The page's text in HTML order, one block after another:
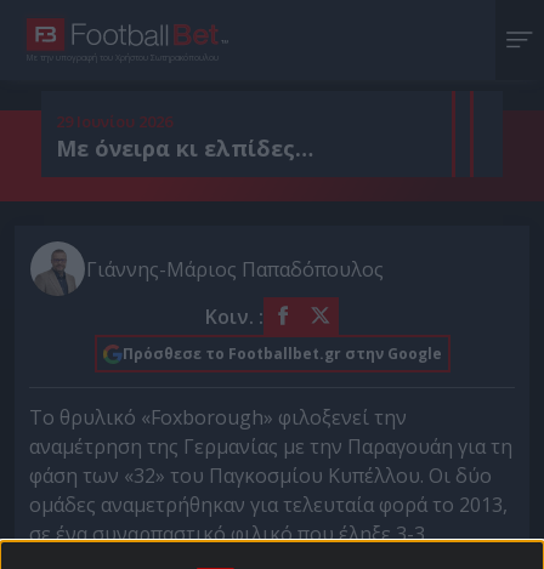
Με την υπογραφή του Χρήστου Σωτηρακόπουλου
29 Ιουνίου 2026
Με όνειρα κι ελπίδες…
Γιάννης-Μάριος Παπαδόπουλος
Κοιν. :
Πρόσθεσε το Footballbet.gr στην Google
Το θρυλικό «Foxborough» φιλοξενεί την
αναμέτρηση της Γερμανίας με την Παραγουάη για τη
φάση των «32» του Παγκοσμίου Κυπέλλου. Οι δύο
ομάδες αναμετρήθηκαν για τελευταία φορά το 2013,
σε ένα συναρπαστικό φιλικό που έληξε 3-3.